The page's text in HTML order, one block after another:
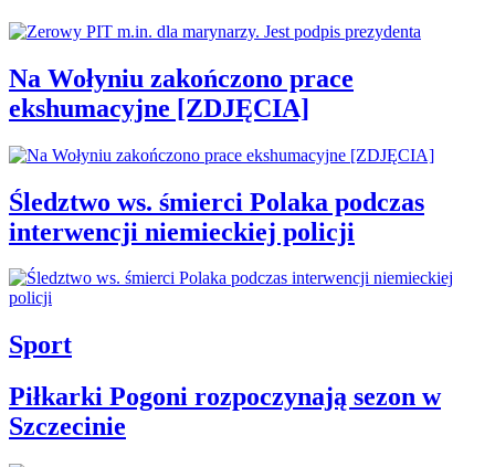
Na Wołyniu zakończono prace
ekshumacyjne [ZDJĘCIA]
Śledztwo ws. śmierci Polaka podczas
interwencji niemieckiej policji
Sport
Piłkarki Pogoni rozpoczynają sezon w
Szczecinie